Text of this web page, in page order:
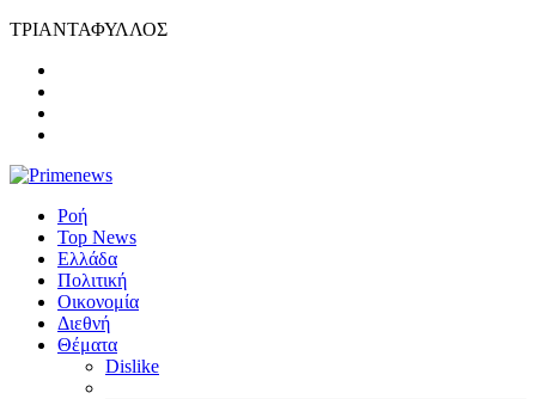
ΤΡΙΑΝΤΑΦΥΛΛΟΣ
Ροή
Top News
Ελλάδα
Πολιτική
Οικονομία
Διεθνή
Θέματα
Dislike